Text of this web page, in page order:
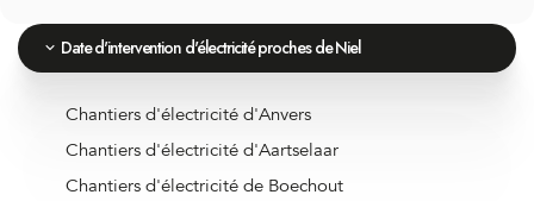
Date d'intervention d'électricité proches de Niel
Chantiers d'électricité d'Anvers
Chantiers d'électricité d'Aartselaar
Chantiers d'électricité de Boechout